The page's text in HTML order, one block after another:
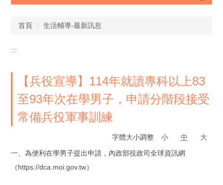
生活輔導組
首頁 生活輔導-最新訊息
:::
【兵役宣導】114年就讀專科以上83
至93年次在學男子，申請分階段接受
常備兵役軍事訓練
字體大小調整 小 中
大
一、為便利在學男子提出申請，內政部役政司全球資訊網
（https://dca.moi.gov.tw）